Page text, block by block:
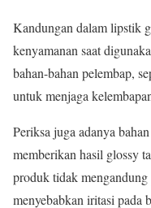
Kandungan dalam lipstik
kenyamanan saat
bahan-bahan pelembap,
untuk menjaga
Periksa juga adanya
memberikan hasil glossy
produk tidak mengandung
menyebabkan iritasi pada